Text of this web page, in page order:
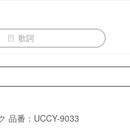
歌詞
品番：UCCY-9033